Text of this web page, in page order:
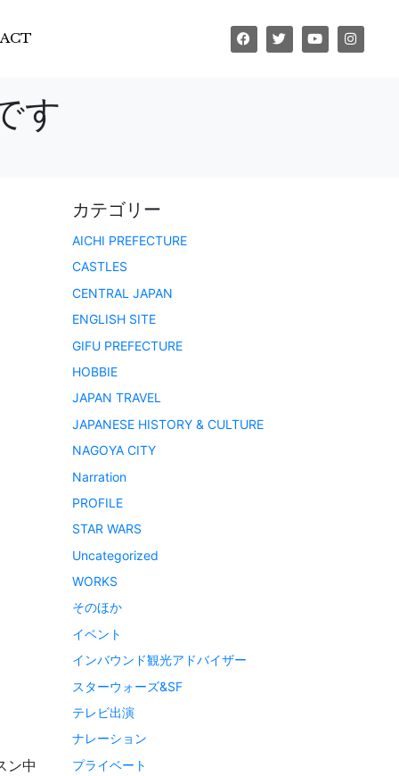
す
ン中
カテゴリー
AICHI PREFECTURE
CASTLES
CENTRAL JAPAN
ENGLISH SITE
GIFU PREFECTURE
HOBBIE
JAPAN TRAVEL
JAPANESE HISTORY & CULTURE
NAGOYA CITY
Narration
PROFILE
STAR WARS
Uncategorized
WORKS
そのほか
イベント
インバウンド観光アドバイザー
スターウォーズ&SF
テレビ出演
ナレーション
プライベート